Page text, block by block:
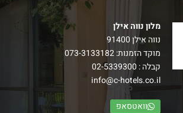
מלון נווה אילן
נווה אילן 91400
מוקד הזמנות:073-3133182
קבלה : 02-5339300
info@c-hotels.co.il
וואטסאפ